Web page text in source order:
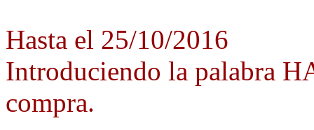
Hasta el 25/10/2016
Introduciendo la palabra
compra.